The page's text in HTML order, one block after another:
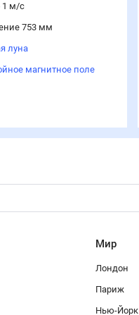
1 м/с
753 мм
луна
магнитное поле
Мир
Лондон
Париж
Нью-Йорк